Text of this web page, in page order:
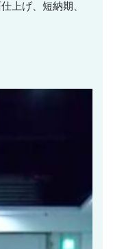
上げ、短納期、